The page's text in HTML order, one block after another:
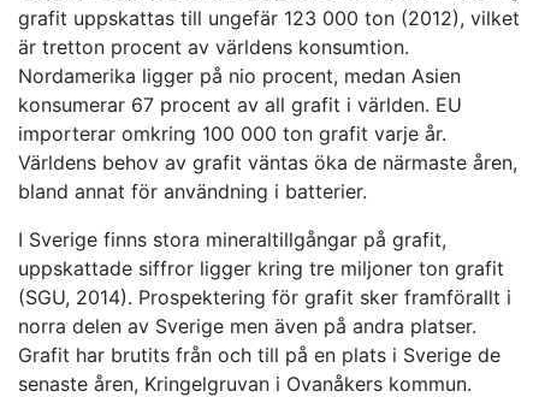
grafit uppskattas till ungefär 123 000 ton (2012), vilket
är tretton procent av världens konsumtion.
Nordamerika ligger på nio procent, medan Asien
konsumerar 67 procent av all grafit i världen. EU
importerar omkring 100 000 ton grafit varje år.
Världens behov av grafit väntas öka de närmaste åren,
bland annat för användning i batterier.
I Sverige finns stora mineraltillgångar på grafit,
uppskattade siffror ligger kring tre miljoner ton grafit
(SGU, 2014). Prospektering för grafit sker framförallt i
norra delen av Sverige men även på andra platser.
Grafit har brutits från och till på en plats i Sverige de
senaste åren, Kringelgruvan i Ovanåkers kommun.